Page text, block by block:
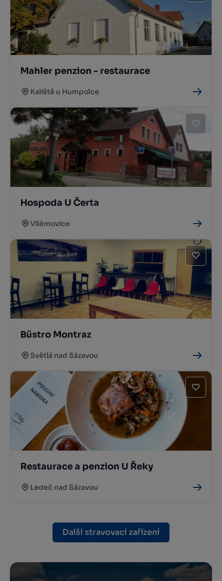
Mahler penzion - restaurace
Kaliště u Humpolce
Hospoda U Čerta
Vilémovice
Büstro Montraz
Světlá nad Sázavou
Restaurace a penzion U Řeky
Ledeč nad Sázavou
Další stravovací zařízení